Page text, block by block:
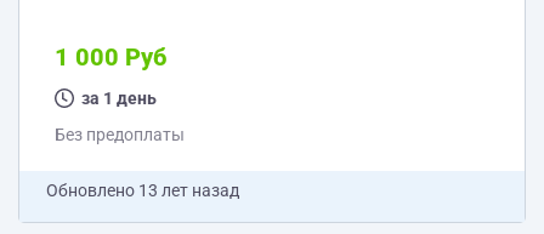
1 000 Руб
за 1 день
Без предоплаты
Обновлено 13 лет назад